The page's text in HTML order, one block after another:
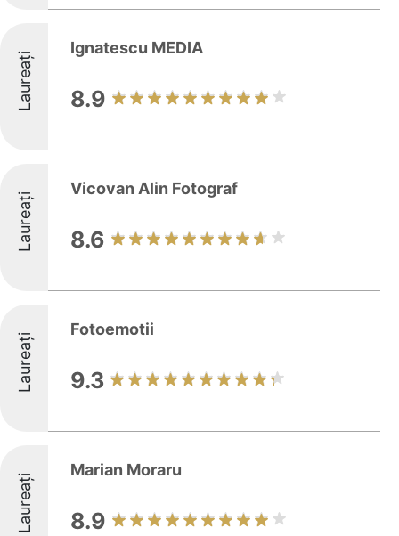
Laureați
Ignatescu MEDIA
8.9
Laureați
Vicovan Alin Fotograf
8.6
Laureați
Fotoemotii
9.3
Laureați
Marian Moraru
8.9